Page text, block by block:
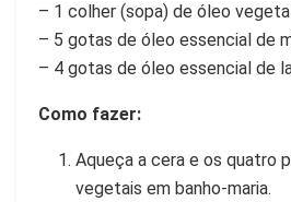
– 1 colher (sopa) de óleo
– 5 gotas de óleo essencial de
– 4 gotas de óleo essencial de
Como fazer:
Aqueça a cera e os quatro
vegetais em banho-maria.